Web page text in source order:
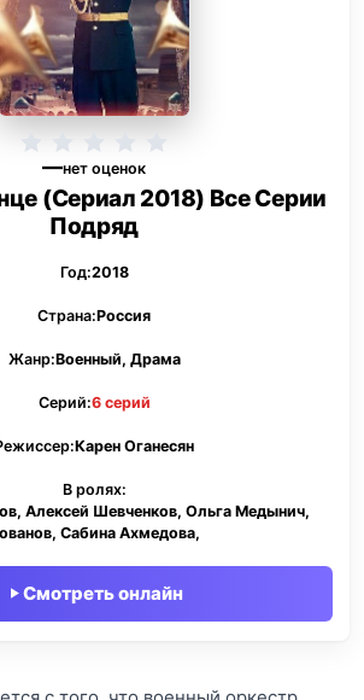
—нет оценок
(Сериал 2018) Все Серии
Подряд
Год:2018
Страна:Россия
Жанр:Военный, Драма
Серий:6 серий
Карен Оганесян
В ролях:
Алексей Шевченков, Ольга Медынич,
Сабина Ахмедова,
Смотреть онлайн